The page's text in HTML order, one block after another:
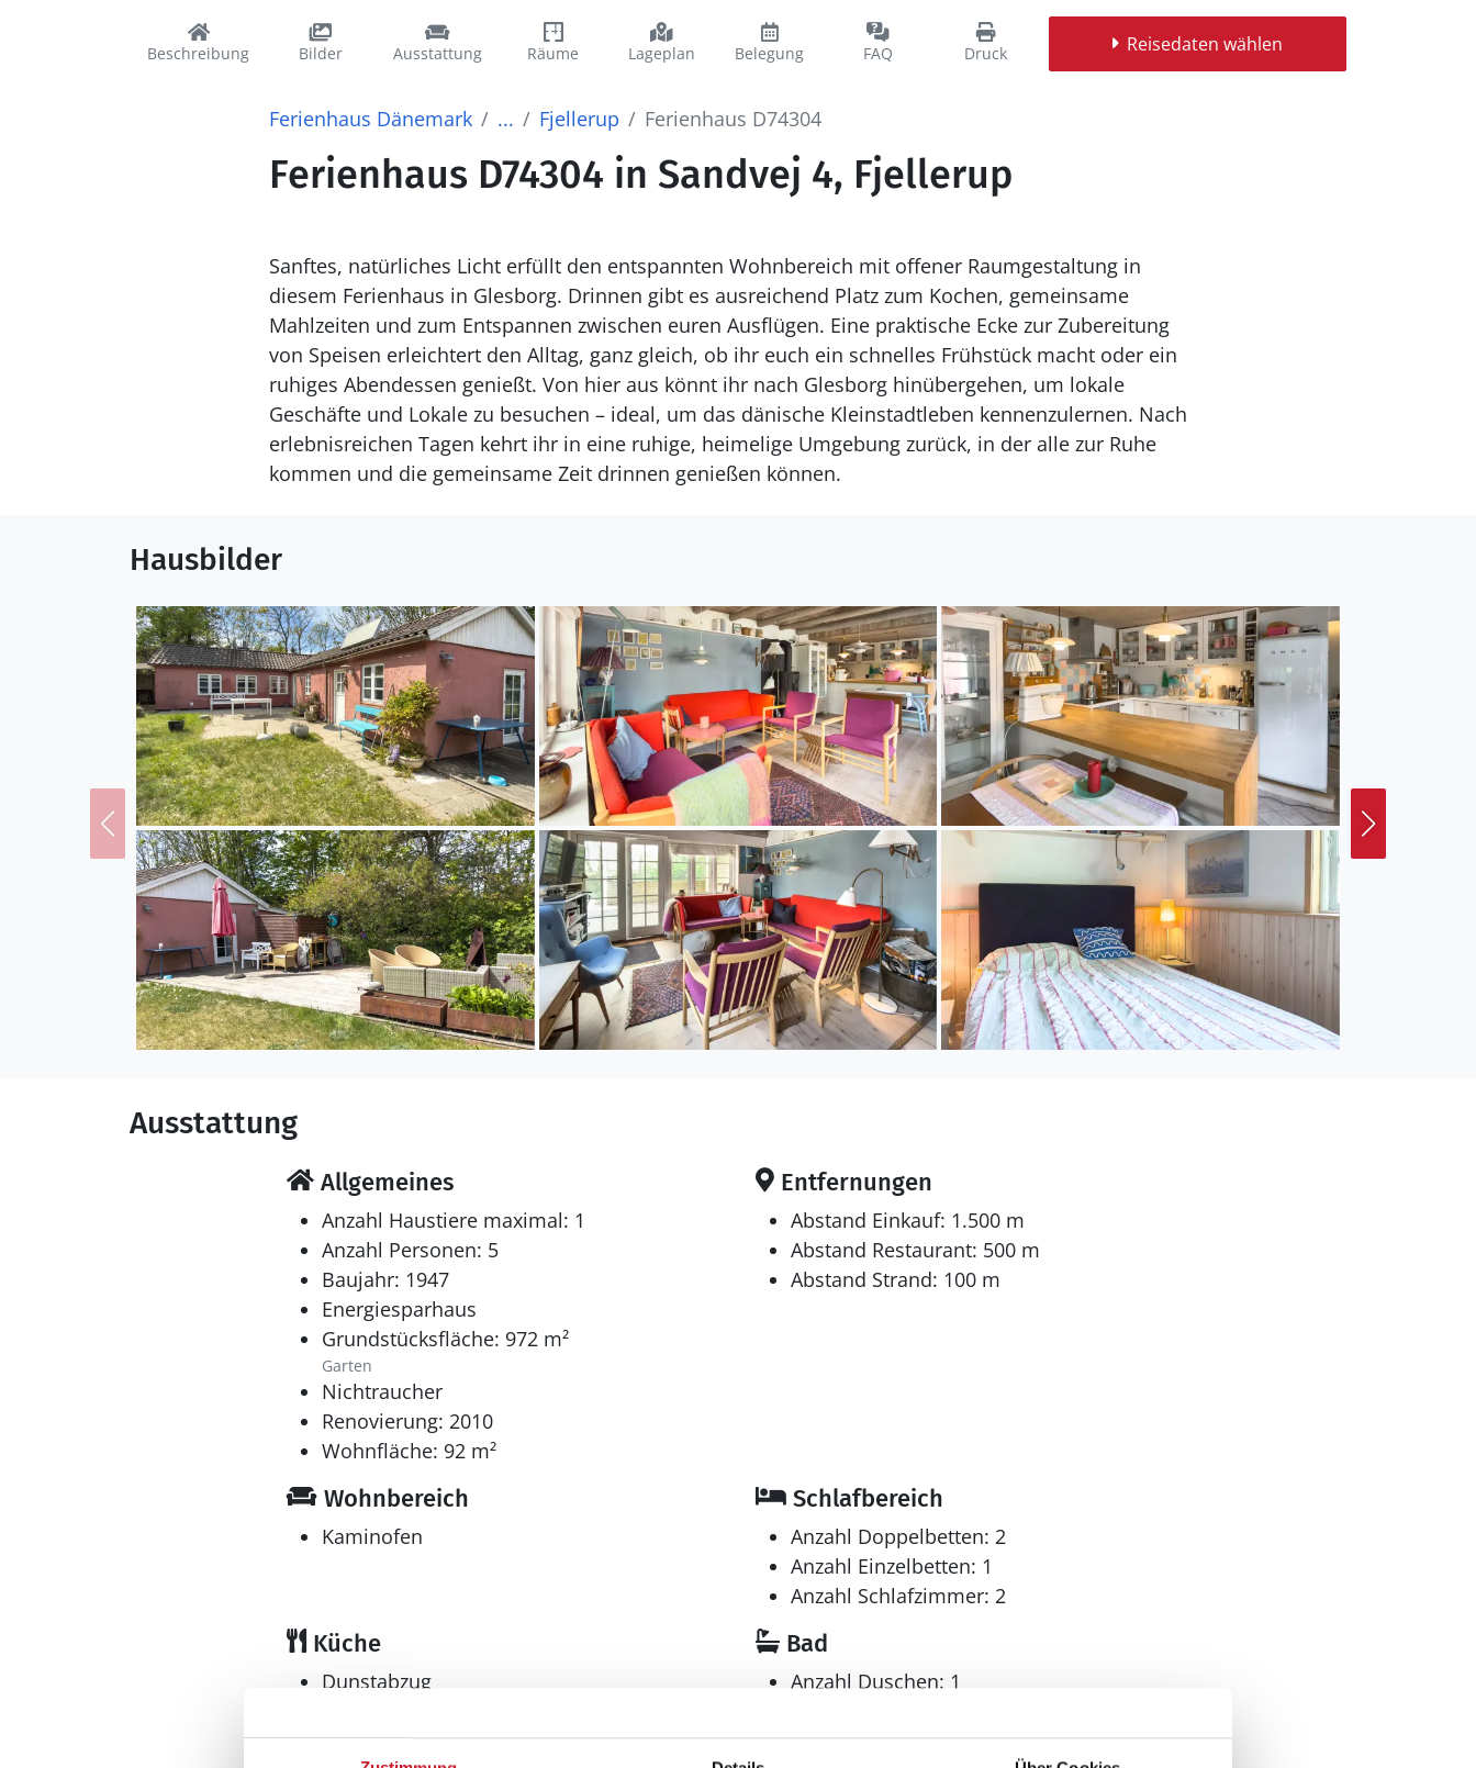
Beschreibung Bilder Ausstattung Räume Lageplan Belegung FAQ Druck Reisedaten wählen
Ferienhaus Dänemark ... Fjellerup Ferienhaus D74304
Ferienhaus D74304 in Sandvej 4, Fjellerup
Sanftes, natürliches Licht erfüllt den entspannten Wohnbereich mit offener Raumgestaltung in
diesem Ferienhaus in Glesborg. Drinnen gibt es ausreichend Platz zum Kochen, gemeinsame
Mahlzeiten und zum Entspannen zwischen euren Ausflügen. Eine praktische Ecke zur Zubereitung
von Speisen erleichtert den Alltag, ganz gleich, ob ihr euch ein schnelles Frühstück macht oder ein
ruhiges Abendessen genießt. Von hier aus könnt ihr nach Glesborg hinübergehen, um lokale
Geschäfte und Lokale zu besuchen – ideal, um das dänische Kleinstadtleben kennenzulernen. Nach
erlebnisreichen Tagen kehrt ihr in eine ruhige, heimelige Umgebung zurück, in der alle zur Ruhe
kommen und die gemeinsame Zeit drinnen genießen können.
Hausbilder
Ausstattung
Allgemeines
Anzahl Haustiere maximal: 1
Anzahl Personen: 5
Baujahr: 1947
Energiesparhaus
Grundstücksfläche: 972 m²
Garten
Nichtraucher
Renovierung: 2010
Wohnfläche: 92 m²
Entfernungen
Abstand Einkauf: 1.500 m
Abstand Restaurant: 500 m
Abstand Strand: 100 m
Wohnbereich
Kaminofen
Schlafbereich
Anzahl Doppelbetten: 2
Anzahl Einzelbetten: 1
Anzahl Schlafzimmer: 2
Küche
Dunstabzug
Herd
Bad
Anzahl Duschen: 1
Anzahl Toiletten: 1